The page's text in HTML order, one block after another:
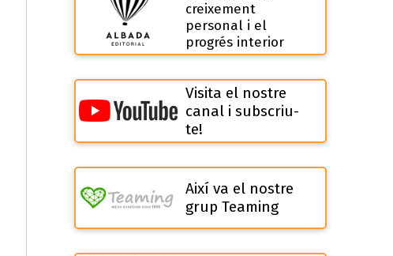
creixement
personal i el
progrés interior
Visita el nostre
canal i subscriu-
te!
Així va el nostre
grup Teaming